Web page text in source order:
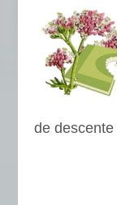
de